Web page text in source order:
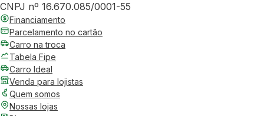
CNPJ nº 16.670.085/0001-55
Financiamento
Parcelamento no cartão
Carro na troca
Tabela Fipe
Carro Ideal
Venda para lojistas
Quem somos
Nossas lojas